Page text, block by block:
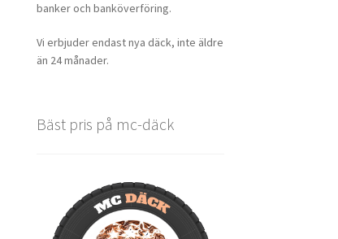
banker och banköverföring.
Vi erbjuder endast nya däck, inte äldre
än 24 månader.
Bäst pris på mc-däck